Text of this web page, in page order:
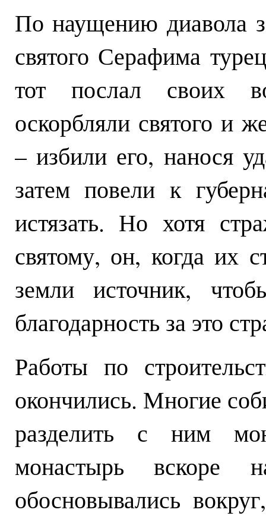
По наущению диавола
святого Серафима
тот послал своих
оскорбляли святого и
– избили его, нанося
затем повели к
истязать. Но хотя
святому, он, когда их
земли источник,
благодарность за это
Работы по
окончились. Многие
разделить с ним
монастырь вскоре
обосновывались